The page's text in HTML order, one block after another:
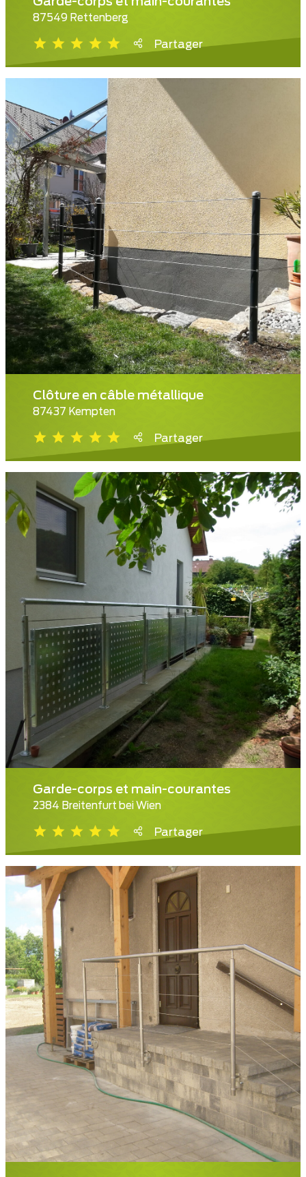
87549 Rettenberg
Partager
Clôture en câble métallique
87437 Kempten
Partager
Garde-corps et main-courantes
2384 Breitenfurt bei Wien
Partager